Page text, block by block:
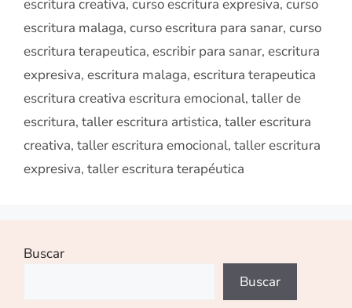
escritura creativa, curso escritura expresiva, curso
escritura malaga, curso escritura para sanar, curso
escritura terapeutica, escribir para sanar, escritura
expresiva, escritura malaga, escritura terapeutica
escritura creativa escritura emocional, taller de
escritura, taller escritura artistica, taller escritura
creativa, taller escritura emocional, taller escritura
expresiva, taller escritura terapéutica
Buscar
Buscar